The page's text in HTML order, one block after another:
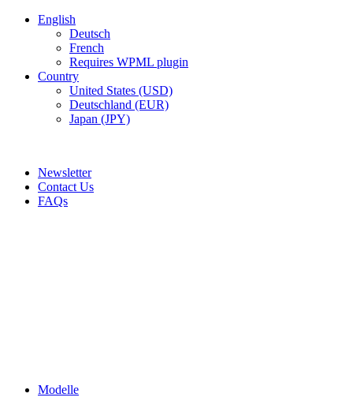
English
Deutsch
French
Requires WPML plugin
Country
United States (USD)
Deutschland (EUR)
Japan (JPY)
Newsletter
Contact Us
FAQs
Modelle